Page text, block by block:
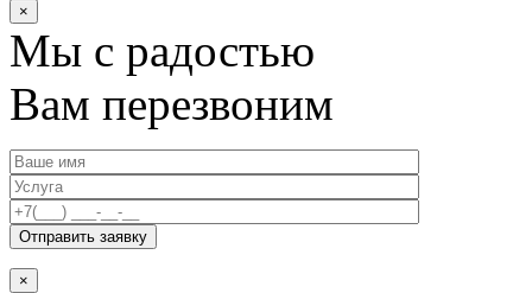
×
Мы с радостью
Вам перезвоним
×